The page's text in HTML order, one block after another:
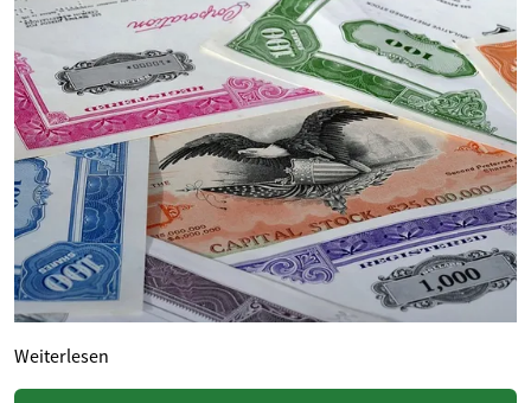
Weiterlesen